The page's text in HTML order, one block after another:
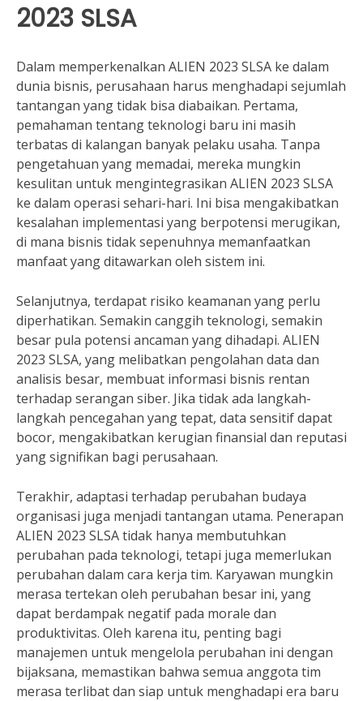
2023 SLSA
Dalam memperkenalkan ALIEN 2023 SLSA ke dalam
dunia bisnis, perusahaan harus menghadapi sejumlah
tantangan yang tidak bisa diabaikan. Pertama,
pemahaman tentang teknologi baru ini masih
terbatas di kalangan banyak pelaku usaha. Tanpa
pengetahuan yang memadai, mereka mungkin
kesulitan untuk mengintegrasikan ALIEN 2023 SLSA
ke dalam operasi sehari-hari. Ini bisa mengakibatkan
kesalahan implementasi yang berpotensi merugikan,
di mana bisnis tidak sepenuhnya memanfaatkan
manfaat yang ditawarkan oleh sistem ini.
Selanjutnya, terdapat risiko keamanan yang perlu
diperhatikan. Semakin canggih teknologi, semakin
besar pula potensi ancaman yang dihadapi. ALIEN
2023 SLSA, yang melibatkan pengolahan data dan
analisis besar, membuat informasi bisnis rentan
terhadap serangan siber. Jika tidak ada langkah-
langkah pencegahan yang tepat, data sensitif dapat
bocor, mengakibatkan kerugian finansial dan reputasi
yang signifikan bagi perusahaan.
Terakhir, adaptasi terhadap perubahan budaya
organisasi juga menjadi tantangan utama. Penerapan
ALIEN 2023 SLSA tidak hanya membutuhkan
perubahan pada teknologi, tetapi juga memerlukan
perubahan dalam cara kerja tim. Karyawan mungkin
merasa tertekan oleh perubahan besar ini, yang
dapat berdampak negatif pada morale dan
produktivitas. Oleh karena itu, penting bagi
manajemen untuk mengelola perubahan ini dengan
bijaksana, memastikan bahwa semua anggota tim
merasa terlibat dan siap untuk menghadapi era baru